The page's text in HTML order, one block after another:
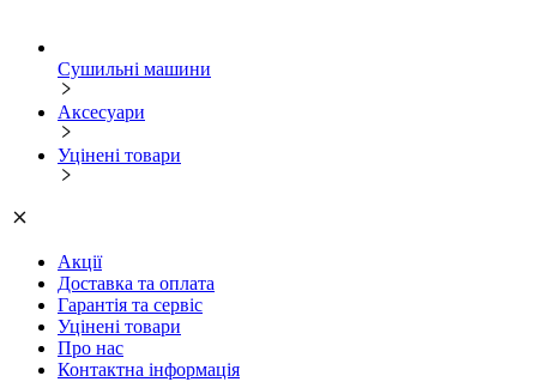
Сушильні машини
Аксесуари
Уцінені товари
Акції
Доставка та оплата
Гарантія та сервіс
Уцінені товари
Про нас
Контактна інформація